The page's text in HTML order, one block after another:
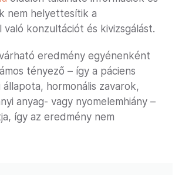
nem helyettesítik a
való konzultációt és kivizsgálást.
eredmény egyénenként
tényező – így a páciens
állapota, hormonális zavarok,
anyag- vagy nyomelemhiány –
így az eredmény nem